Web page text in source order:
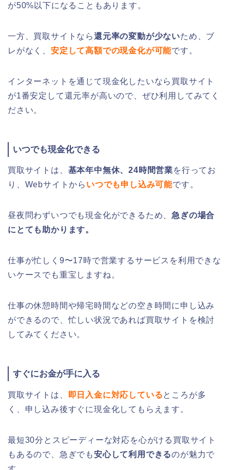
が50%以下になることもあります。
一方、買取サイトなら還元率の変動が少ないため、ブ
レがなく、 安定して高額での現金化が可能です。
インターネットを通じて現金化したいなら買取サイト
が1番安定して還元率が高いので、ぜひ利用してみてく
ださい。
いつでも現金化できる
買取サイトは、 基本年中無休、24時間営業を行ってお
り、Webサイトから いつでも申し込み可能です。
昼夜問わずいつでも現金化ができるため、急ぎの場合
にとても助かります。
仕事が忙しく9〜17時で営業するサービスを利用できな
いケースでも重宝しますね。
仕事の休憩時間や帰宅時間などの空き時間に申し込み
ができるので、忙しい状況であれば買取サイトを検討
してみてください。
すぐにお金が手に入る
買取サイトは、 即日入金に対応しているところが多
く、申し込み後すぐに現金化してもらえます。
最短30分とスピーディーな対応を心がける買取サイト
もあるので、急ぎでも安心して利用できるのが魅力で